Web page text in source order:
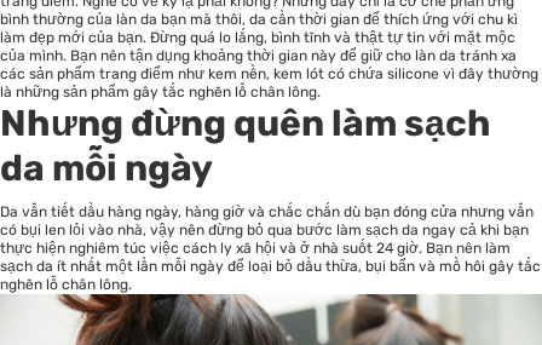
bình thường của làn da bạn mà thôi, da cần thời gian để thích ứng với chu kì
làm đẹp mới của bạn. Đừng quá lo lắng, bình tĩnh và thật tự tin với mặt mộc
của mình. Bạn nên tận dụng khoảng thời gian này để giữ cho làn da tránh xa
các sản phẩm trang điểm như kem nền, kem lót có chứa silicone vì đây thường
là những sản phẩm gây tắc nghẽn lỗ chân lông.
Nhưng đừng quên làm sạch
da mỗi ngày
Da vẫn tiết dầu hàng ngày, hàng giờ và chắc chắn dù bạn đóng cửa nhưng vẫn
có bụi len lỏi vào nhà, vậy nên đừng bỏ qua bước làm sạch da ngay cả khi bạn
thực hiện nghiêm túc việc cách ly xã hội và ở nhà suốt 24 giờ. Bạn nên làm
sạch da ít nhất một lần mỗi ngày để loại bỏ dầu thừa, bụi bẩn và mồ hôi gây tắc
nghẽn lỗ chân lông.